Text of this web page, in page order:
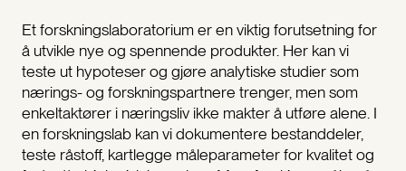
Et forskningslaboratorium er en viktig forutsetning for
å utvikle nye og spennende produkter. Her kan vi
teste ut hypoteser og gjøre analytiske studier som
nærings- og forskningspartnere trenger, men som
enkeltaktører i næringsliv ikke makter å utføre alene. I
en forskningslab kan vi dokumentere bestanddeler,
teste råstoff, kartlegge måleparameter for kvalitet og